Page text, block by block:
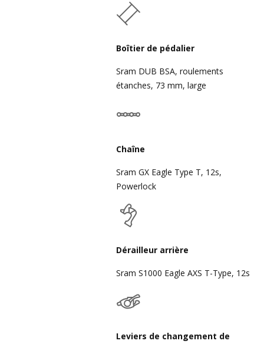
Boîtier de pédalier
Sram DUB BSA, roulements
étanches, 73 mm, large
Chaîne
Sram GX Eagle Type T, 12s,
Powerlock
Dérailleur arrière
Sram S1000 Eagle AXS T-Type, 12s
Leviers de changement de